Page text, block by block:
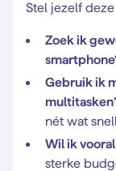
Stel jezelf
Zoek ik
Gebruik ik
nét wat
Wil ik
sterke